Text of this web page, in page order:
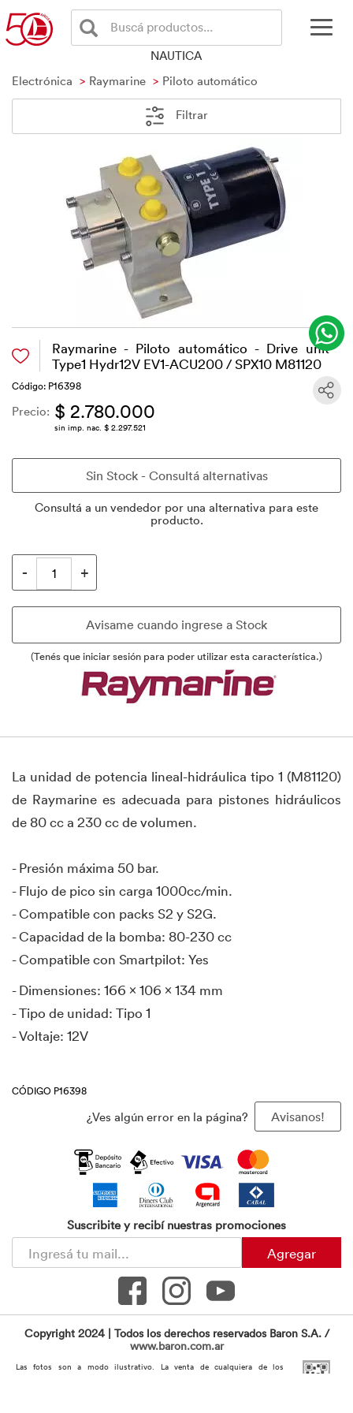
Buscá productos...
NAUTICA
Electrónica
Raymarine Piloto automático
Filtrar
Raymarine - Piloto automático - Drive unit
Type1 Hydr12V EV1-ACU200 / SPX10 M81120
Código: P16398
Precio: $ 2.780.000
sin imp. nac. $ 2.297.521
Consultá a un vendedor por una alternativa para este
producto.
(Tenés que iniciar sesión para poder utilizar esta característica.)
La unidad de potencia lineal-hidráulica tipo 1 (M81120)
de Raymarine es adecuada para pistones hidráulicos
de 80 cc a 230 cc de volumen.
- Presión máxima 50 bar.
- Flujo de pico sin carga 1000cc/min.
- Compatible con packs S2 y S2G.
- Capacidad de la bomba: 80-230 cc
- Compatible con Smartpilot: Yes
- Dimensiones: 166 x 106 x 134 mm
- Tipo de unidad: Tipo 1
- Voltaje: 12V
CÓDIGO P16398
¿Ves algún error en la página? Avisanos!
Suscribite y recibí nuestras promociones
Agregar
Copyright 2024 | Todos los derechos reservados Baron S.A. /
www.baron.com.ar
Las fotos son a modo ilustrativo. La venta de cualquiera de los